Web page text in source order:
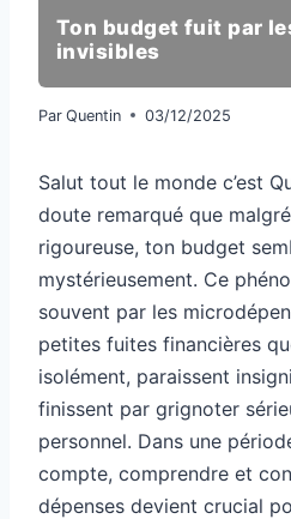
Ton budget fuit par
invisibles
Par Quentin 03/12/2025
Salut tout le monde c’est
doute remarqué que
rigoureuse, ton budget
mystérieusement. Ce
souvent par les
petites fuites financières
isolément, paraissent
finissent par grignoter
personnel. Dans une
compte, comprendre et
dépenses devient crucial